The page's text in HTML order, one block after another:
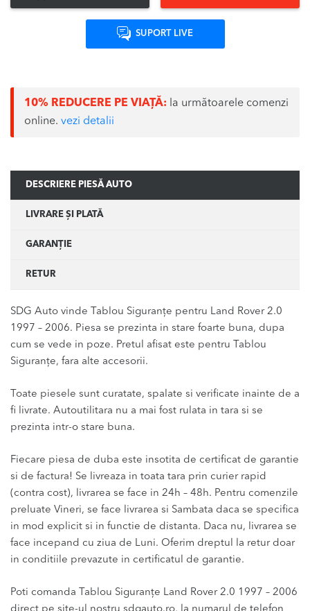
SUPORT LIVE
10% REDUCERE PE VIAȚĂ: la următoarele comenzi
online. vezi detalii
DESCRIERE PIESĂ AUTO
LIVRARE ȘI PLATĂ
GARANȚIE
RETUR
SDG Auto vinde Tablou Siguranţe pentru Land Rover 2.0
1997 – 2006. Piesa se prezinta in stare foarte buna, dupa
cum se vede in poze. Pretul afisat este pentru Tablou
Siguranţe, fara alte accesorii.
Toate piesele sunt curatate, spalate si verificate inainte de a
fi livrate. Autoutilitara nu a mai fost rulata in tara si se
prezinta intr-o stare buna.
Fiecare piesa de duba este insotita de certificat de garantie
si de factura! Se livreaza in toata tara prin curier rapid
(contra cost), livrarea se face in 24h – 48h. Pentru comenzile
preluate Vineri, se face livrarea si Sambata daca se specifica
in mod explicit si in functie de distanta. Daca nu, livrarea se
face incepand cu ziua de Luni. Oferim dreptul la retur doar
in conditiile prevazute in certificatul de garantie.
Poti comanda Tablou Siguranţe Land Rover 2.0 1997 – 2006